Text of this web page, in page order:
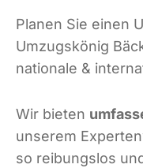
Planen Sie einen
Umzugskönig
nationale &
Wir bieten
unserem
so reibungslos